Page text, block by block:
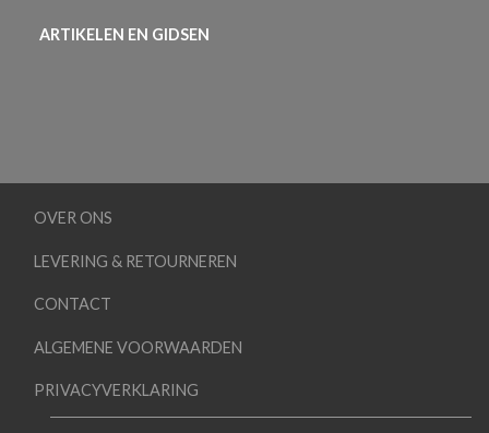
ARTIKELEN EN GIDSEN
OVER ONS
LEVERING & RETOURNEREN
CONTACT
ALGEMENE VOORWAARDEN
PRIVACYVERKLARING